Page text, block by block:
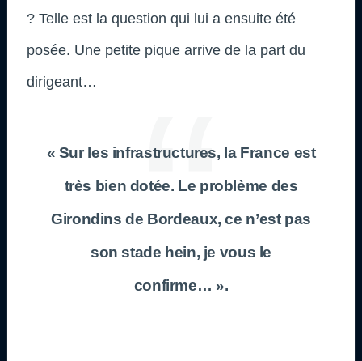
? Telle est la question qui lui a ensuite été
posée. Une petite pique arrive de la part du
dirigeant…
« Sur les infrastructures, la France est
très bien dotée. Le problème des
Girondins de Bordeaux, ce n’est pas
son stade hein, je vous le
confirme… ».